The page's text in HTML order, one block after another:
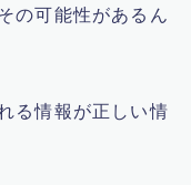
の可能性があるん
る情報が正しい情